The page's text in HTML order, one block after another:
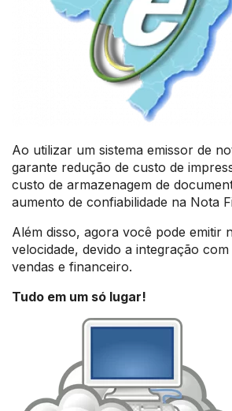
Ao utilizar um sistema emissor de
garante redução de custo de
custo de armazenagem de
aumento de confiabilidade na Nota
Além disso, agora você pode emitir
velocidade, devido a integração com
vendas e financeiro.
Tudo em um só lugar!